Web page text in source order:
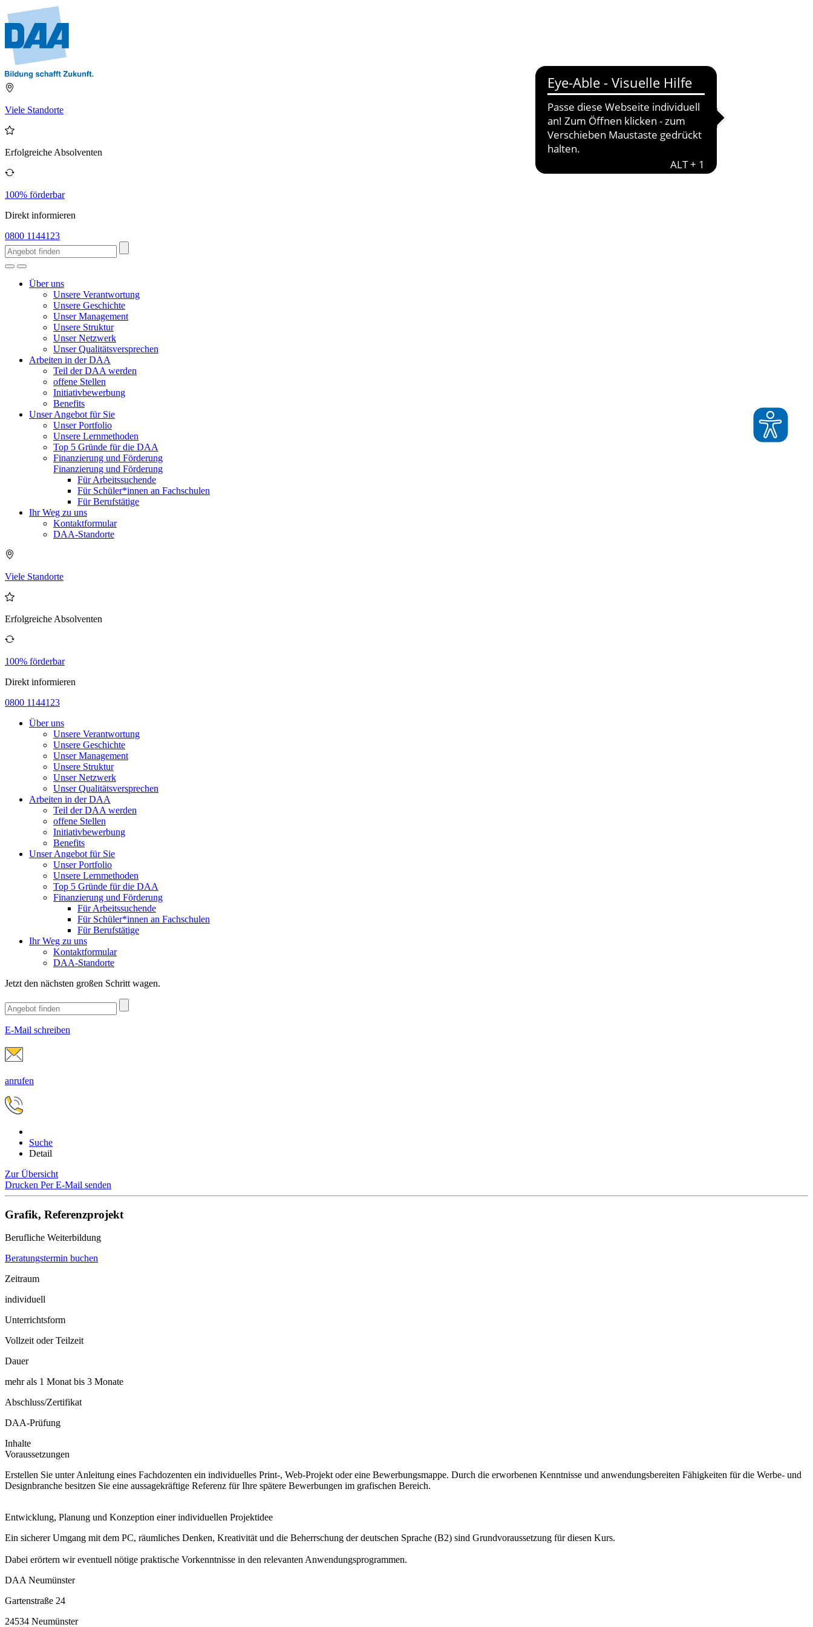
Viele Standorte
Erfolgreiche Absolventen
100% förderbar
Direkt informieren
0800 1144123
Über uns
Unsere Verantwortung
Unsere Geschichte
Unser Management
Unsere Struktur
Unser Netzwerk
Unser Qualitätsversprechen
Arbeiten in der DAA
Teil der DAA werden
offene Stellen
Initiativbewerbung
Benefits
Unser Angebot für Sie
Unser Portfolio
Unsere Lernmethoden
Top 5 Gründe für die DAA
Finanzierung und Förderung
Finanzierung und Förderung
Für Arbeitssuchende
Für Schüler*innen an Fachschulen
Für Berufstätige
Ihr Weg zu uns
Kontaktformular
DAA-Standorte
Viele Standorte
Erfolgreiche Absolventen
100% förderbar
Direkt informieren
0800 1144123
Über uns
Unsere Verantwortung
Unsere Geschichte
Unser Management
Unsere Struktur
Unser Netzwerk
Unser Qualitätsversprechen
Arbeiten in der DAA
Teil der DAA werden
offene Stellen
Initiativbewerbung
Benefits
Unser Angebot für Sie
Unser Portfolio
Unsere Lernmethoden
Top 5 Gründe für die DAA
Finanzierung und Förderung
Für Arbeitssuchende
Für Schüler*innen an Fachschulen
Für Berufstätige
Ihr Weg zu uns
Kontaktformular
DAA-Standorte
Jetzt den nächsten großen Schritt wagen.
E-Mail schreiben
anrufen
Suche
Detail
Zur Übersicht
Drucken Per E-Mail senden
Grafik, Referenzprojekt
Berufliche Weiterbildung
Beratungstermin buchen
Zeitraum
individuell
Unterrichtsform
Vollzeit oder Teilzeit
Dauer
mehr als 1 Monat bis 3 Monate
Abschluss/Zertifikat
DAA-Prüfung
Inhalte
Voraussetzungen
Erstellen Sie unter Anleitung eines Fachdozenten ein individuelles Print-, Web-Projekt oder eine Bewerbungsmappe. Durch die erworbenen Kenntnisse und anwendungsbereiten Fähigkeiten für die Werbe- und
Designbranche besitzen Sie eine aussagekräftige Referenz für Ihre spätere Bewerbungen im grafischen Bereich.
Entwicklung, Planung und Konzeption einer individuellen Projektidee
Ein sicherer Umgang mit dem PC, räumliches Denken, Kreativität und die Beherrschung der deutschen Sprache (B2) sind Grundvoraussetzung für diesen Kurs.
Dabei erörtern wir eventuell nötige praktische Vorkenntnisse in den relevanten Anwendungsprogrammen.
DAA Neumünster
Gartenstraße 24
24534 Neumünster